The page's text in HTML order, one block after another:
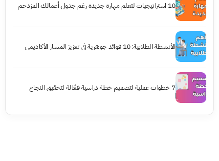
10 استراتيجيات لتعلم مهارة جديدة رغم جدول أعمالك المزدحم
الأنشطة الطلابية: 10 فوائد جوهرية في تعزيز المسار الأكاديمي
7 خطوات عملية لتصميم خطة دراسية فعّالة لتحقيق النجاح